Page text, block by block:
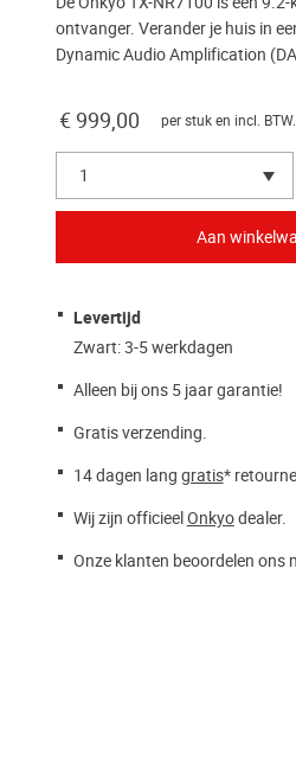
ontvanger. Verander je huis in
Dynamic Audio Amplification
€ 999,00 per stuk en incl. BTW.
1
Levertijd
Zwart: 3-5 werkdagen
Alleen bij ons 5 jaar garantie!
Gratis verzending.
14 dagen lang gratis*
Wij zijn officieelOnkyodealer.
Onze klanten beoordelen ons